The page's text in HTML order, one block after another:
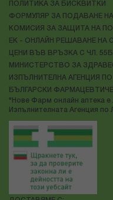
ПОЛИТИКА ЗА БИСКВИТКИ
ФОРМУЛЯР ЗА ПОДАВАНЕ
КОМИСИЯ ЗА ЗАЩИТА НА
ЕК - ОНЛАЙН РЕШАВАНЕ НА
ЦЕНИ ВЪВ ВРЪЗКА С ЧЛ.
МИНИСТЕРСТВО ЗА
ИЗПЪЛНИТЕЛНА АГЕНЦИЯ
БЪЛГАРСКИ
"Нове Фарм онлайн аптека е
Изпълнителната Агенция по